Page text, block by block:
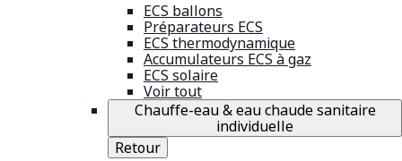
ECS ballons
Préparateurs ECS
ECS thermodynamique
Accumulateurs ECS à gaz
ECS solaire
Voir tout
Chauffe-eau & eau chaude sanitaire
individuelle
Retour